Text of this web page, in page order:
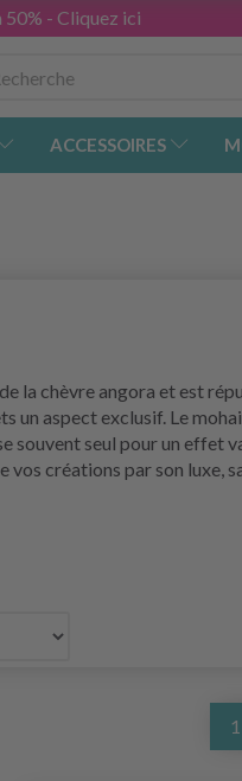
50% - Cliquez ici
ACCESSOIRES
la chèvre angora et est
un aspect exclusif. Le
souvent seul pour un effet
vos créations par son luxe,
1